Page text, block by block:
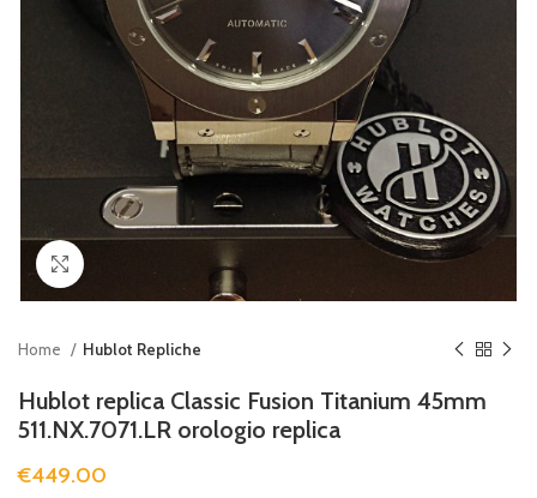
Clicca per ingrandire
Home Hublot Repliche
Hublot replica Classic Fusion Titanium 45mm
511.NX.7071.LR orologio replica
€449.00